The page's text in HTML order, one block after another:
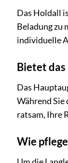
Das Holdall
Beladung zu
individuelle
Bietet
Das
Während
ratsam, Ihre
Wie